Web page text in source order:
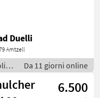
Duelli
Amtzell
a
motofresatrici
Da 11 giorni online
6.500